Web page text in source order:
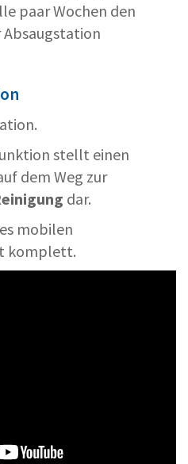
paar Wochen den
stellt einen
dem Weg zur
dar.
mobilen
komplett.